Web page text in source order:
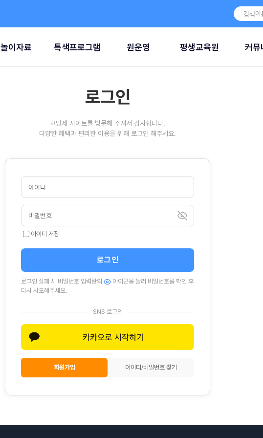
놀이자료 특색프로그램 원운영 평생교육원 커뮤
로그인
꼬망세 사이트를 방문해 주셔서 감사합니다.
다양한 혜택과 편리한 이용을 위해 로그인 해주세요.
아이디 저장
로그인
로그인 실패 시 비밀번호 입력란의
아이콘을 눌러 비밀번호를 확인 후
다시 시도해주세요.
SNS 로그인
회원가입 아이디/비밀번호 찾기